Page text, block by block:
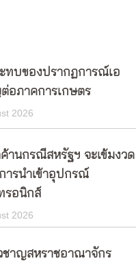
ทบของปรากฏการณ์เอ
อภาคการเกษตร
2026
านกรณีสหรัฐฯ จะเข้มงวด
ารนำเข้าอุปกรณ์
รอนิกส์
2026
ชาญสหราชอาณาจักร